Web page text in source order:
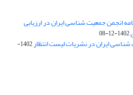
انجمن جمعیت شناسی ایران در ارزیابی
1402-12-08
ایران در نشریات لیست انتظار
1402-